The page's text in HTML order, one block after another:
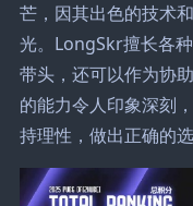
芒，因其出色的技术
光。LongSkr擅长各
带头，还可以作为协
的能力令人印象深刻
持理性，做出正确的选